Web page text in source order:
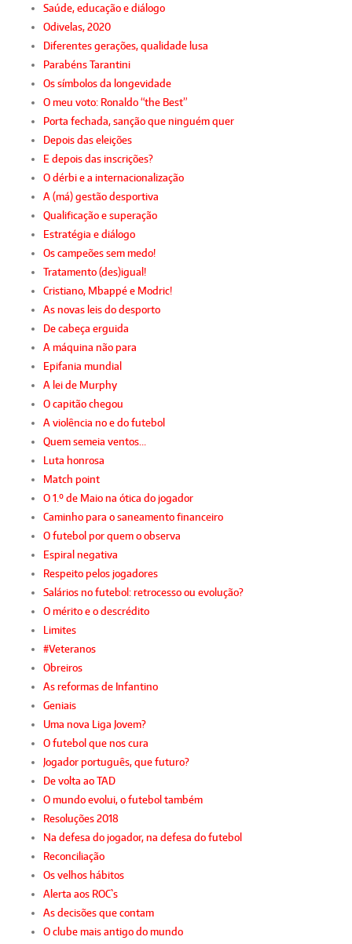
Saúde, educação e diálogo
Odivelas, 2020
Diferentes gerações, qualidade lusa
Parabéns Tarantini
Os símbolos da longevidade
O meu voto: Ronaldo “the Best”
Porta fechada, sanção que ninguém quer
Depois das eleições
E depois das inscrições?
O dérbi e a internacionalização
A (má) gestão desportiva
Qualificação e superação
Estratégia e diálogo
Os campeões sem medo!
Tratamento (des)igual!
Cristiano, Mbappé e Modric!
As novas leis do desporto
De cabeça erguida
A máquina não para
Epifania mundial
A lei de Murphy
O capitão chegou
A violência no e do futebol
Quem semeia ventos…
Luta honrosa
Match point
O 1.º de Maio na ótica do jogador
Caminho para o saneamento financeiro
O futebol por quem o observa
Espiral negativa
Respeito pelos jogadores
Salários no futebol: retrocesso ou evolução?
O mérito e o descrédito
Limites
#Veteranos
Obreiros
As reformas de Infantino
Geniais
Uma nova Liga Jovem?
O futebol que nos cura
Jogador português, que futuro?
De volta ao TAD
O mundo evolui, o futebol também
Resoluções 2018
Na defesa do jogador, na defesa do futebol
Reconciliação
Os velhos hábitos
Alerta aos ROC`s
As decisões que contam
O clube mais antigo do mundo